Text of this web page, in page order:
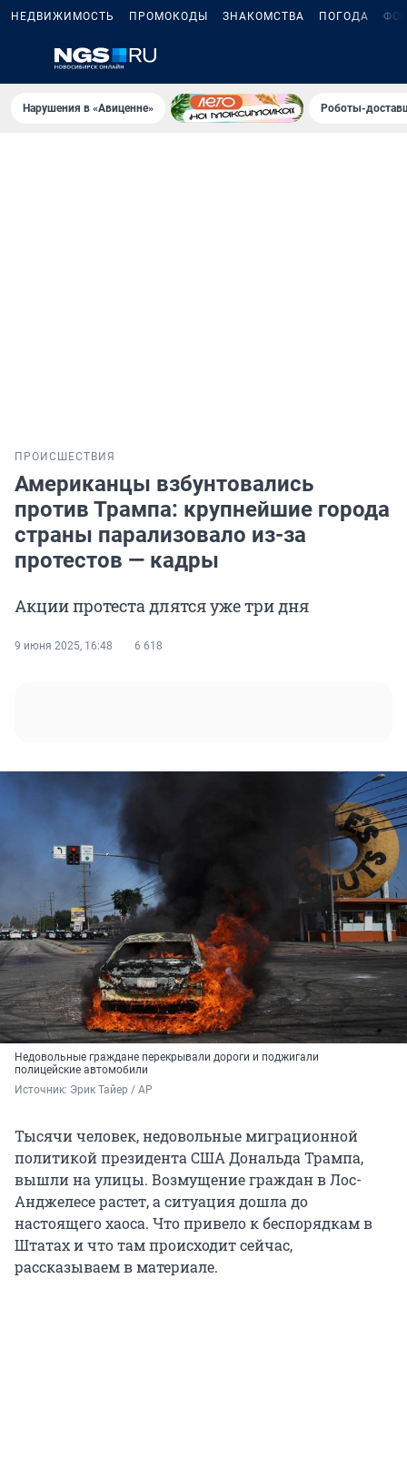
НЕДВИЖИМОСТЬ ПРОМОКОДЫ ЗНАКОМСТВА ПОГОДА
Нарушения в «Авиценне» Роботы-
ПРОИСШЕСТВИЯ
Американцы взбунтовались
против Трампа: крупнейшие города
страны парализовало из-за
протестов — кадры
Акции протеста длятся уже три дня
9 июня 2025, 16:48 6 618
Недовольные граждане перекрывали дороги и поджигали
полицейские автомобили
Источник: Эрик Тайер / AP
Тысячи человек, недовольные миграционной
политикой президента США Дональда Трампа,
вышли на улицы. Возмущение граждан в Лос-
Анджелесе растет, а ситуация дошла до
настоящего хаоса. Что привело к беспорядкам в
Штатах и что там происходит сейчас,
рассказываем в материале.